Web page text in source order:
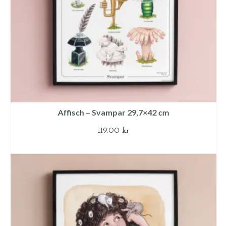
Affisch – Svampar 29,7×42 cm
119.00 kr